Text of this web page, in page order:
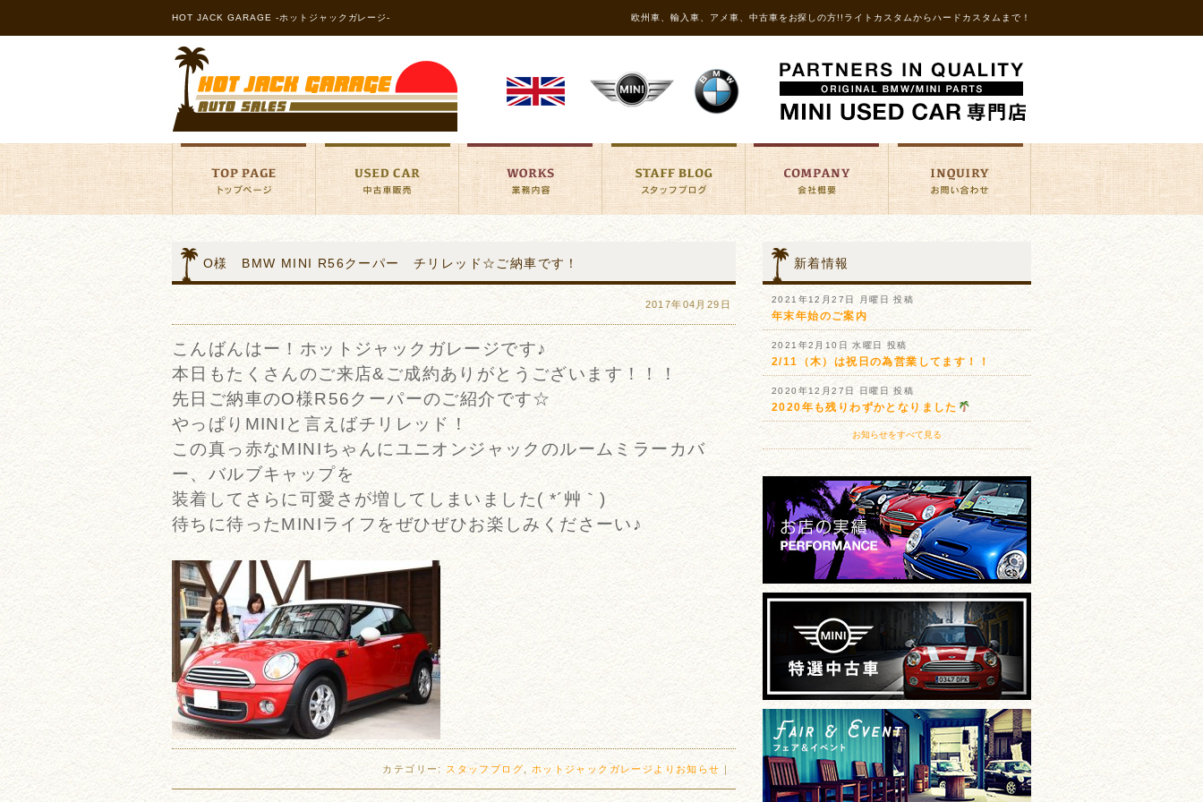
HOT JACK GARAGE -ホットジャックガレージ- 欧州車、輸入車、アメ車、中古車をお探しの方!!ライトカスタムからハードカスタムまで！
O様 BMW MINI R56クーパー チリレッド☆ご納車です！
2017年04月29日
こんばんはー！ホットジャックガレージです♪
本日もたくさんのご来店&ご成約ありがとうございます！！！
先日ご納車のO様R56クーパーのご紹介です☆
やっぱりMINIと言えばチリレッド！
この真っ赤なMINIちゃんにユニオンジャックのルームミラーカバ
ー、バルブキャップを
装着してさらに可愛さが増してしまいました( *´艸｀)
待ちに待ったMINIライフをぜひぜひお楽しみくださーい♪
カテゴリー: スタッフブログ ホットジャックガレージよりお知らせ ｜
新着情報
2021年12月27日 月曜日 投稿
年末年始のご案内
2021年2月10日 水曜日 投稿
2/11（木）は祝日の為営業してます！！
2020年12月27日 日曜日 投稿
2020年も残りわずかとなりました
お知らせをすべて見る